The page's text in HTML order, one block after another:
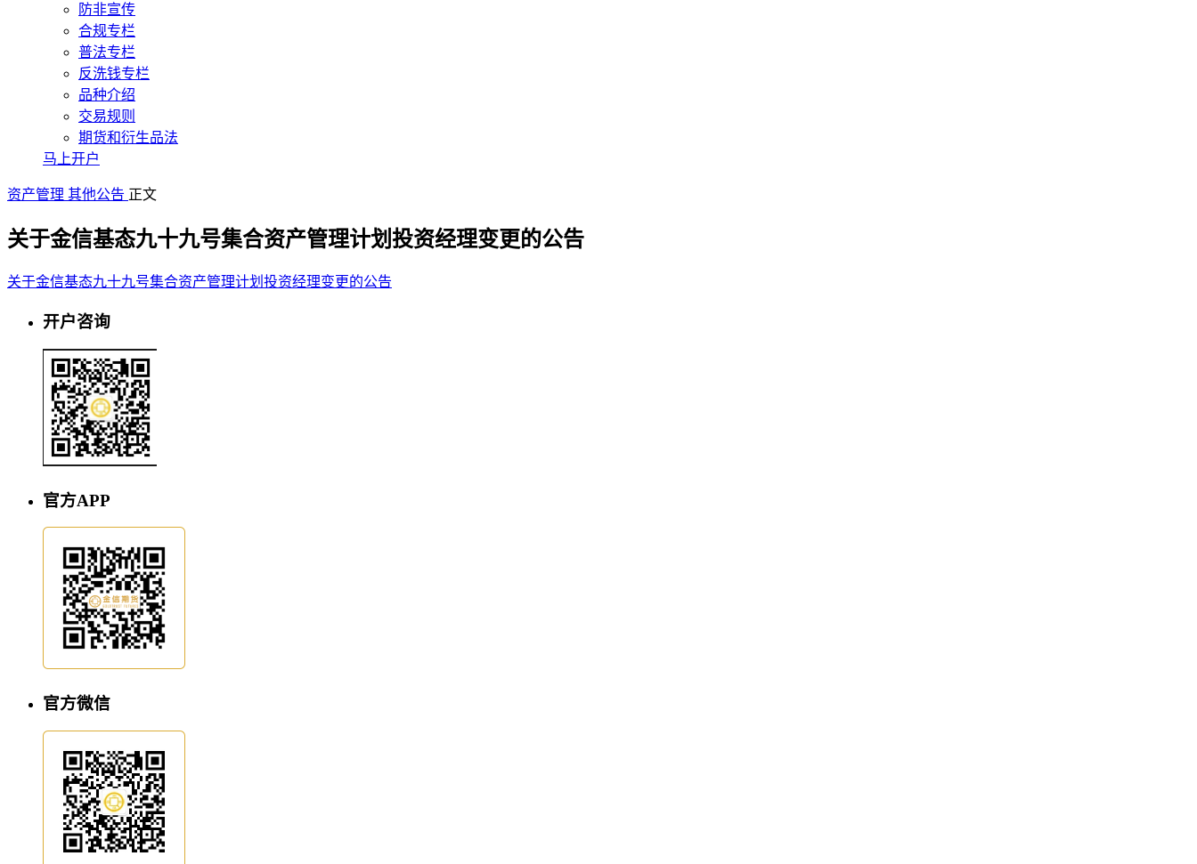
防非宣传
合规专栏
普法专栏
反洗钱专栏
品种介绍
交易规则
期货和衍生品法
马上开户
资产管理 其他公告 正文
关于金信基态九十九号集合资产管理计划投资经理变更的公告
关于金信基态九十九号集合资产管理计划投资经理变更的公告
开户咨询
官方APP
官方微信